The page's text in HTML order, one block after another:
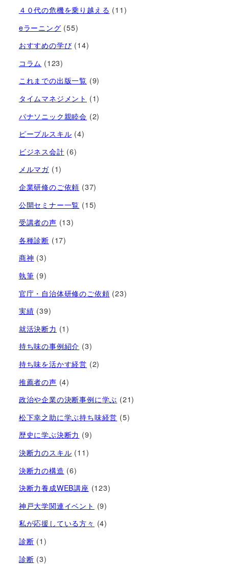
４０代の危機を乗り越える (11)
eラーニング (55)
おすすめの学び (14)
コラム (123)
これまでの出版一覧 (9)
タイムマネジメント (1)
パナソニック親睦会 (2)
ピープルスキル (4)
ビジネス会計 (6)
メルマガ (1)
企業研修のご依頼 (37)
公開セミナー一覧 (15)
受講者の声 (13)
各種診断 (17)
商神 (3)
執筆 (9)
官庁・自治体研修のご依頼 (23)
実績 (39)
就活決断力 (1)
持ち味の事例紹介 (3)
持ち味を活かす経営​ (2)
推薦者の声 (4)
政治や企業の決断事例に学ぶ (21)
松下幸之助に学ぶ持ち味経営 (5)
歴史に学ぶ決断力 (9)
決断力のスキル (11)
決断力の構造 (6)
決断力養成WEB講座 (123)
神戸大学関連イベント (9)
私が応援している方々 (4)
診断 (1)
診断 (3)